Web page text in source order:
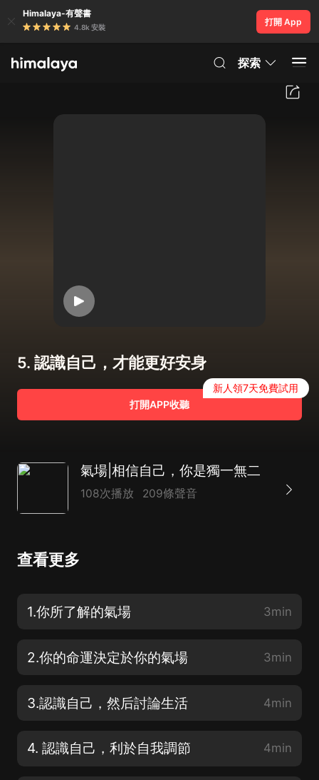
Himalaya-有聲書
4.8k 安裝
打開 App
探索
5. 認識自己，才能更好安身
打開APP收聽
新人領7天免費試用
氣場|相信自己，你是獨一無二
108次播放 209條聲音
查看更多
1.你所了解的氣場 3min
2.你的命運決定於你的氣場 3min
3.認識自己，然后討論生活 4min
4. 認識自己，利於自我調節 4min